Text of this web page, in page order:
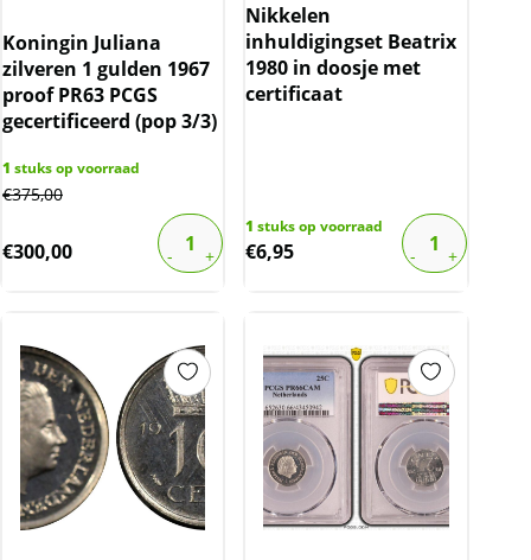
Koningin Juliana
zilveren 1 gulden 1967
proof PR63 PCGS
gecertificeerd (pop 3/3)
1 stuks op voorraad
€375,00
€300,00
Nikkelen
inhuldigingset Beatrix
1980 in doosje met
certificaat
1 stuks op voorraad
€6,95